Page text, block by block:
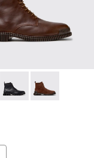
Ankle Boots for
001 - Black005 - Brown
Pix - K300542-004 -
Pix -